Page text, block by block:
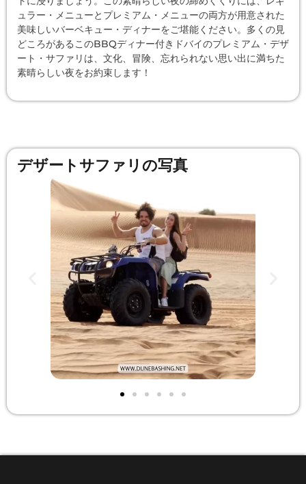
ュラー・メニューとプレミアム・メニューの両方が用意された
美味しいバーベキュー・ディナーをご堪能ください。多くの見
どころがあるこのBBQディナー付きドバイのプレミアム・デザ
ート・サファリは、文化、冒険、忘れられない思い出に満ちた
素晴らしい夜をお約束します！
デザートサファリの写真